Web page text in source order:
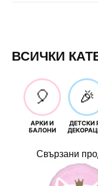
ВСИЧКИ
🎈
АРКИ И
БАЛОНИ
🎉
ДЕТСКИ
Свързани